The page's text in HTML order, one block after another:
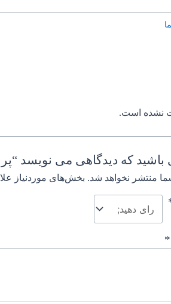
نشده است.
باشید که دیدگاهی می نویسد
منتشر نخواهد شد. بخش‌های موردنیاز
*